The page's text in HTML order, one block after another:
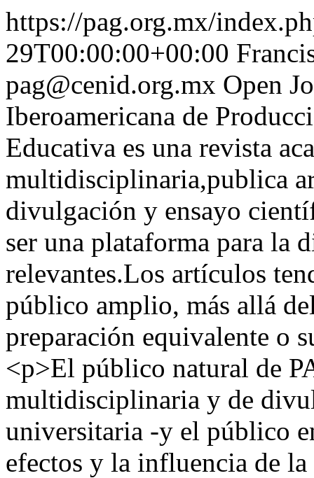
https://pag.org.mx/
29T00:00:00+00:00
pag@cenid.org.mx Open
Iberoamericana de
Educativa es una revista
multidisciplinaria,publica
divulgación y ensayo
ser una plataforma para la
relevantes.Los artículos
público amplio, más allá
preparación equivalente o
<p>El público natural de
multidisciplinaria y de
universitaria -y el público
efectos y la influencia de